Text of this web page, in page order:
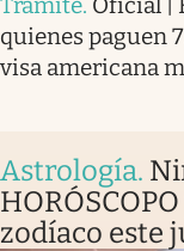
quienes paguen
visa americana
Astrología.
zodíaco este